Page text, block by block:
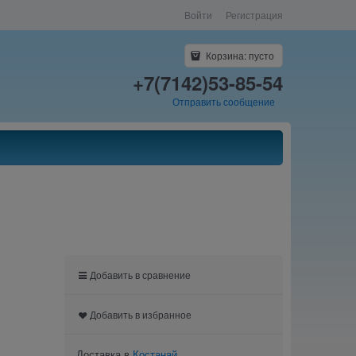
Войти Регистрация
Корзина: пусто
+7(7142)53-85-54
Отправить сообщение
Добавить в сравнение
Добавить в избранное